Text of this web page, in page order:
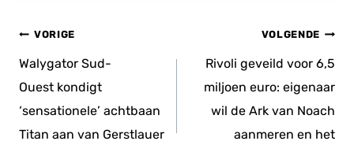
Bericht
navigatie
VORIGE
Walygator Sud-
Ouest kondigt
‘sensationele’ achtbaan
Titan aan van Gerstlauer
VOLGENDE
Rivoli geveild voor 6,5
miljoen euro: eigenaar
wil de Ark van Noach
aanmeren en het